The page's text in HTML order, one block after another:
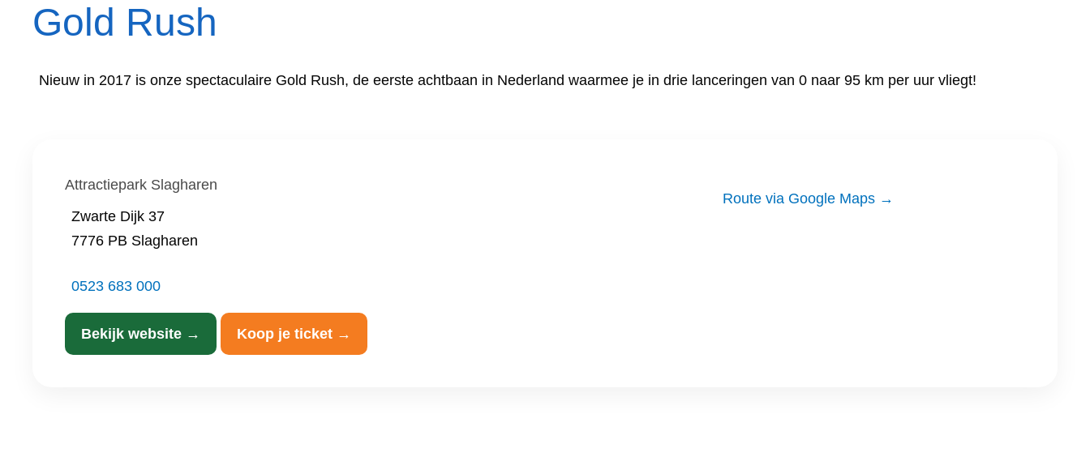
Gold Rush
Nieuw in 2017 is onze spectaculaire Gold Rush, de eerste achtbaan in Nederland waarmee je in drie lanceringen van 0 naar 95 km per uur vliegt!
Attractiepark Slagharen
Zwarte Dijk 37
7776 PB Slagharen
0523 683 000
Bekijk website → Koop je ticket →
Route via Google Maps →